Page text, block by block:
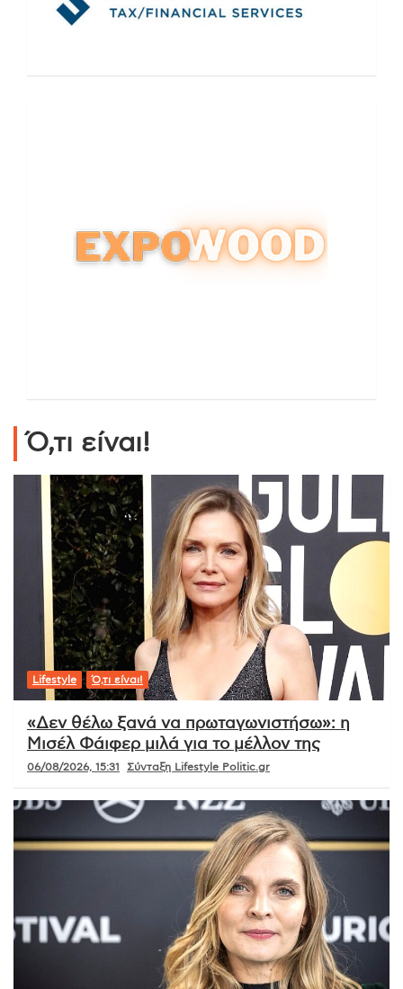
Ό,τι είναι!
Lifestyle Ό,τι είναι!
«Δεν θέλω ξανά να πρωταγωνιστήσω»: η
Μισέλ Φάιφερ μιλά για το μέλλον της
06/08/2026, 15:31 Σύνταξη Lifestyle Politic.gr